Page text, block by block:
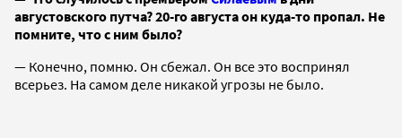
августовского путча? 20-го августа он куда-то пропал. Не
помните, что с ним было?
— Конечно, помню. Он сбежал. Он все это воспринял
всерьез. На самом деле никакой угрозы не было.